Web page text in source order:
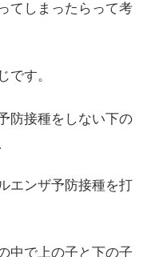
てしまったらって考
です。
防接種をしない下の
エンザ予防接種を打
中で上の子と下の子